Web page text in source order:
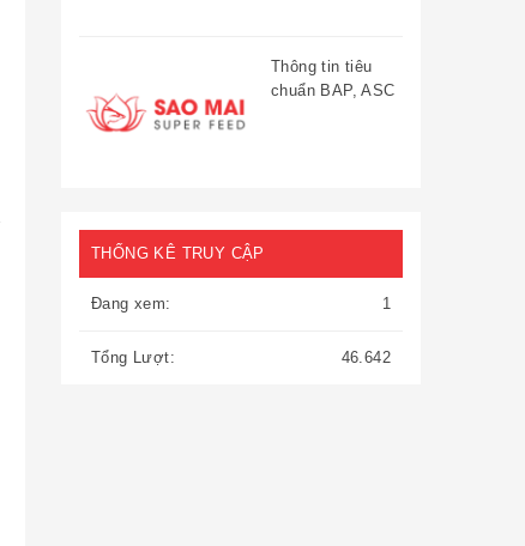
Thông tin tiêu
chuẩn BAP, ASC
THỐNG KÊ TRUY CẬP
Đang xem: 1
Tổng Lượt: 46.642